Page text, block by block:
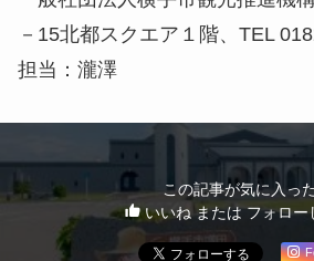
－15北都スクエア１階、TEL
担当：瀧澤
この記事が気に入っ
いいね または フォロー